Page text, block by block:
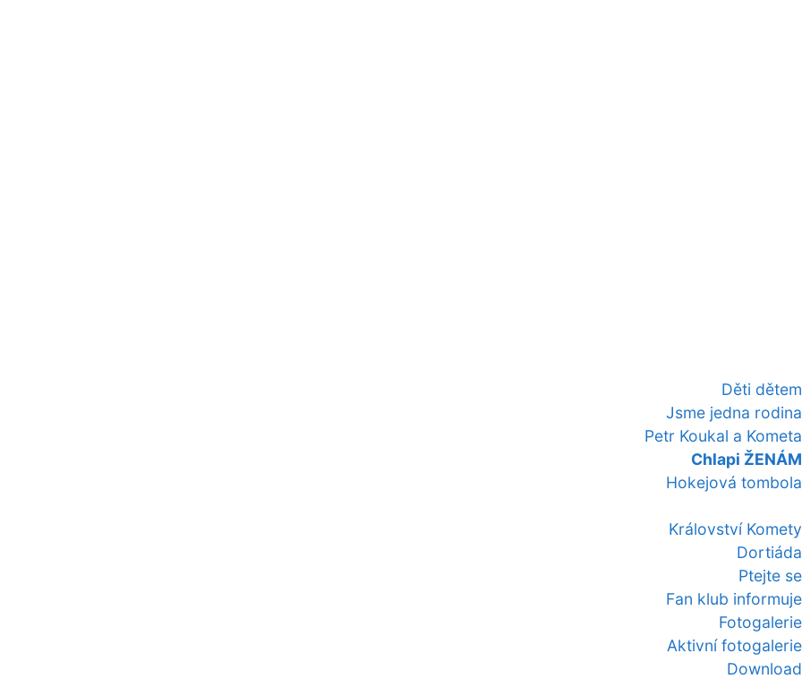
Děti dětem
Jsme jedna rodina
Petr Koukal a Kometa
Chlapi ŽENÁM
Hokejová tombola
Království Komety
Dortiáda
Ptejte se
Fan klub informuje
Fotogalerie
Aktivní fotogalerie
Download